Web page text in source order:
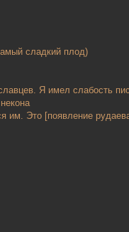
сладкий плод)
Я имел слабость
им. Это [появление